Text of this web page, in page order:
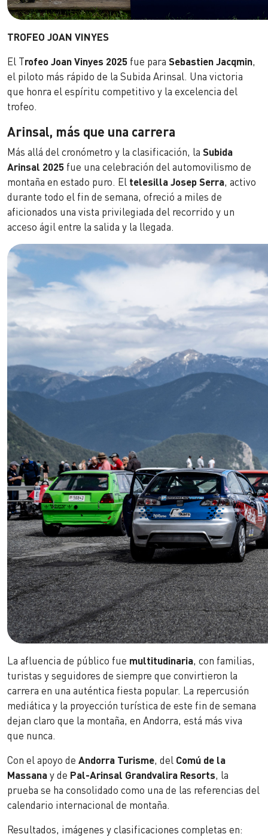
TROFEO JOAN VINYES
El Trofeo Joan Vinyes 2025 fue para Sebastien Jacqmin,
el piloto más rápido de la Subida Arinsal. Una victoria
que honra el espíritu competitivo y la excelencia del
trofeo.
Arinsal, más que una carrera
Más allá del cronómetro y la clasificación, la Subida
Arinsal 2025 fue una celebración del automovilismo de
montaña en estado puro. El telesilla Josep Serra, activo
durante todo el fin de semana, ofreció a miles de
aficionados una vista privilegiada del recorrido y un
acceso ágil entre la salida y la llegada.
La afluencia de público fue multitudinaria, con familias,
turistas y seguidores de siempre que convirtieron la
carrera en una auténtica fiesta popular. La repercusión
mediática y la proyección turística de este fin de semana
dejan claro que la montaña, en Andorra, está más viva
que nunca.
Con el apoyo de Andorra Turisme, del Comú de la
Massanay de Pal-Arinsal Grandvalira Resorts, la
prueba se ha consolidado como una de las referencias del
calendario internacional de montaña.
Resultados, imágenes y clasificaciones completas en: